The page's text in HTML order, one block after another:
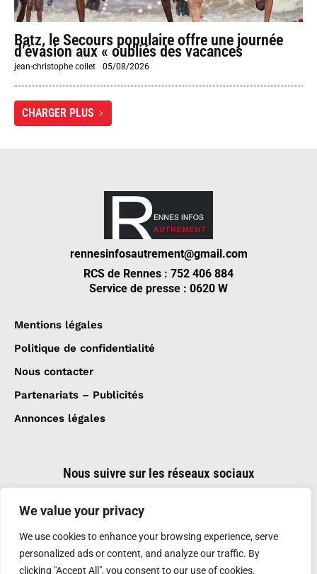
We value your privacy
We use cookies to enhance your browsing experience, serve
personalized ads or content, and analyze our traffic. By
clicking "Accept All", you consent to our use of cookies.
Batz, le Secours populaire offre une journée
d’évasion aux « oubliés des vacances
jean-christophe collet -05/08/2026
CHARGER PLUS
rennesinfosautrement@gmail.com
RCS de Rennes : 752 406 884
Service de presse : 0620 W
Mentions légales
Politique de confidentialité
Nous contacter
Partenariats – Publicités
Annonces légales
Nous suivre sur les réseaux sociaux